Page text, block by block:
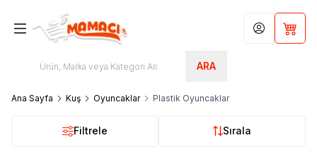
ARA
Hesabım
Ana Sayfa Kuş Oyuncaklar Plastik Oyuncaklar
Filtrele Sırala